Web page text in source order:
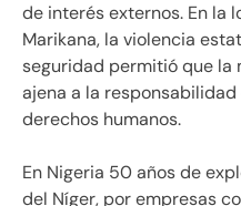
de interés externos. En la
Marikana, la violencia
seguridad permitió que la
ajena a la
derechos humanos.
En Nigeria 50 años de
del Níger, por empresas